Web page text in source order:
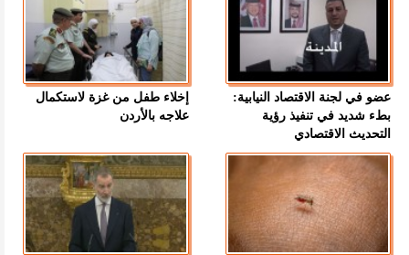
عضو في لجنة الاقتصاد النيابية:
بطء شديد في تنفيذ رؤية
التحديث الاقتصادي
إخلاء طفل من غزة لاستكمال
علاجه بالأردن